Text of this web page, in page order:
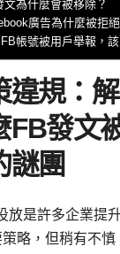
文為什麼會被移除？
廣告為什麼被拒
帳號被用戶舉報，該
違規：
FB發文
謎團
放是許多企業提
略，但稍有不慎